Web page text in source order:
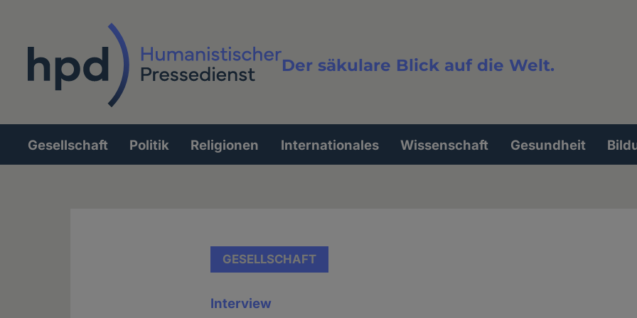
Der säkulare Blick auf die Welt.
Volltextsuche
Hauptnavigation
Gesellschaft Politik Religionen Internationales Wissenschaft Gesundheit
GESELLSCHAFT
Interview